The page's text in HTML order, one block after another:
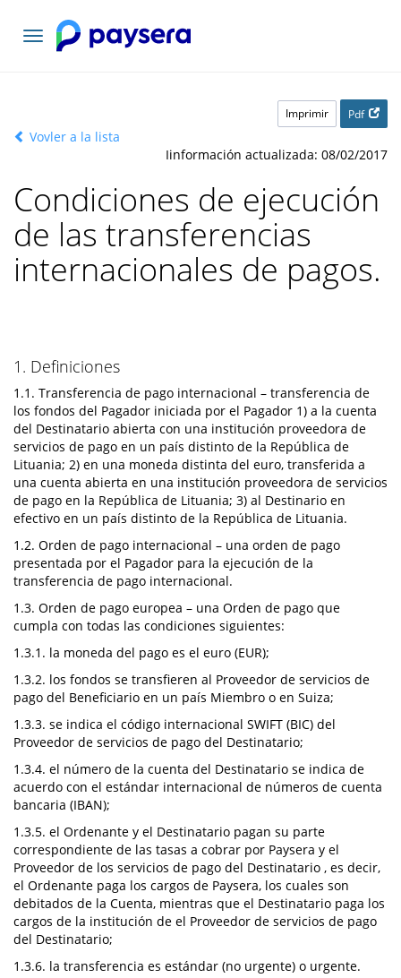
Toggle
navigation
Imprimir Pdf
Vovler a la lista
Iinformación actualizada: 08/02/2017
Condiciones de ejecución
de las transferencias
internacionales de pagos.
1. Definiciones
1.1. Transferencia de pago internacional – transferencia de
los fondos del Pagador iniciada por el Pagador 1) a la cuenta
del Destinatario abierta con una institución proveedora de
servicios de pago en un país distinto de la República de
Lituania; 2) en una moneda distinta del euro, transferida a
una cuenta abierta en una institución proveedora de servicios
de pago en la República de Lituania; 3) al Destinario en
efectivo en un país distinto de la República de Lituania.
1.2. Orden de pago internacional – una orden de pago
presentada por el Pagador para la ejecución de la
transferencia de pago internacional.
1.3. Orden de pago europea – una Orden de pago que
cumpla con todas las condiciones siguientes:
1.3.1. la moneda del pago es el euro (EUR);
1.3.2. los fondos se transfieren al Proveedor de servicios de
pago del Beneficiario en un país Miembro o en Suiza;
1.3.3. se indica el código internacional SWIFT (BIC) del
Proveedor de servicios de pago del Destinatario;
1.3.4. el número de la cuenta del Destinatario se indica de
acuerdo con el estándar internacional de números de cuenta
bancaria (IBAN);
1.3.5. el Ordenante y el Destinatario pagan su parte
correspondiente de las tasas a cobrar por Paysera y el
Proveedor de los servicios de pago del Destinatario , es decir,
el Ordenante paga los cargos de Paysera, los cuales son
debitados de la Cuenta, mientras que el Destinatario paga los
cargos de la institución de el Proveedor de servicios de pago
del Destinatario;
1.3.6. la transferencia es estándar (no urgente) o urgente.